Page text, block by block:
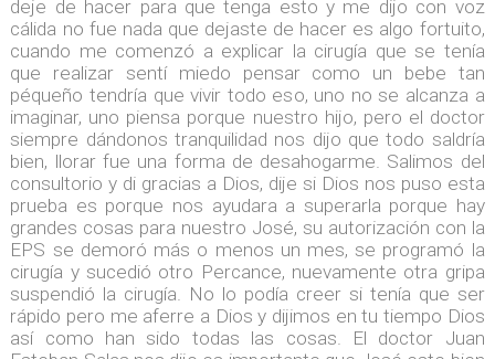
deje de hacer para que tenga esto y me dijo con voz
cálida no fue nada que dejaste de hacer es algo fortuito,
cuando me comenzó a explicar la cirugía que se tenía
que realizar sentí miedo pensar como un bebe tan
péqueño tendría que vivir todo eso, uno no se alcanza a
imaginar, uno piensa porque nuestro hijo, pero el doctor
siempre dándonos tranquilidad nos dijo que todo saldría
bien, llorar fue una forma de desahogarme. Salimos del
consultorio y di gracias a Dios, dije si Dios nos puso esta
prueba es porque nos ayudara a superarla porque hay
grandes cosas para nuestro José, su autorización con la
EPS se demoró más o menos un mes, se programó la
cirugía y sucedió otro Percance, nuevamente otra gripa
suspendió la cirugía. No lo podía creer si tenía que ser
rápido pero me aferre a Dios y dijimos en tu tiempo Dios
así como han sido todas las cosas. El doctor Juan